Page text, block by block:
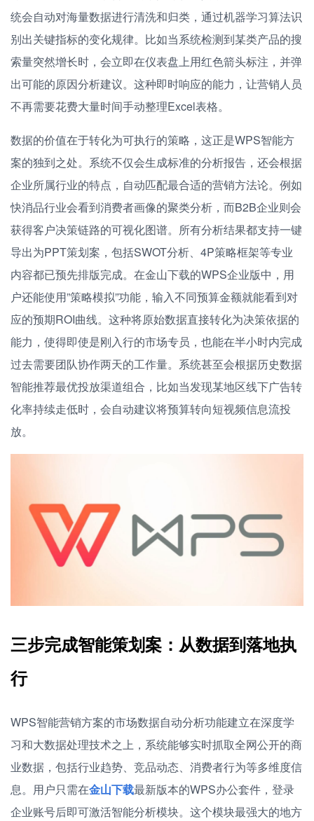
统会自动对海量数据进行清洗和归类，通过机器学习算法识
别出关键指标的变化规律。比如当系统检测到某类产品的搜
索量突然增长时，会立即在仪表盘上用红色箭头标注，并弹
出可能的原因分析建议。这种即时响应的能力，让营销人员
不再需要花费大量时间手动整理Excel表格。
数据的价值在于转化为可执行的策略，这正是WPS智能方
案的独到之处。系统不仅会生成标准的分析报告，还会根据
企业所属行业的特点，自动匹配最合适的营销方法论。例如
快消品行业会看到消费者画像的聚类分析，而B2B企业则会
获得客户决策链路的可视化图谱。所有分析结果都支持一键
导出为PPT策划案，包括SWOT分析、4P策略框架等专业
内容都已预先排版完成。在金山下载的WPS企业版中，用
户还能使用”策略模拟”功能，输入不同预算金额就能看到对
应的预期ROI曲线。这种将原始数据直接转化为决策依据的
能力，使得即使是刚入行的市场专员，也能在半小时内完成
过去需要团队协作两天的工作量。系统甚至会根据历史数据
智能推荐最优投放渠道组合，比如当发现某地区线下广告转
化率持续走低时，会自动建议将预算转向短视频信息流投
放。
三步完成智能策划案：从数据到落地执
行
WPS智能营销方案的市场数据自动分析功能建立在深度学
习和大数据处理技术之上，系统能够实时抓取全网公开的商
业数据，包括行业趋势、竞品动态、消费者行为等多维度信
息。用户只需在金山下载最新版本的WPS办公套件，登录
企业账号后即可激活智能分析模块。这个模块最强大的地方